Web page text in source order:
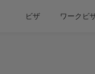
ビザ ワークビ